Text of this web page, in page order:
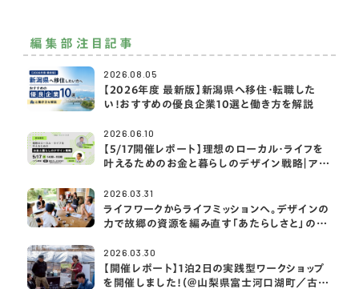
編集部注目記事
2026.08.05
【2026年度 最新版】新潟県へ移住・転職した
い！おすすめの優良企業10選と働き方を解説
2026.06.10
【5/17開催レポート】理想のローカル・ライフを
叶えるためのお金と暮らしのデザイン戦略｜アク
2026.03.31
ライフワークからライフミッションへ。デザインの
力で故郷の資源を編み直す「あたらしさと」の挑
2026.03.30
【開催レポート】1泊2日の実践型ワークショップ
を開催しました！（＠山梨県富士河口湖町／古民